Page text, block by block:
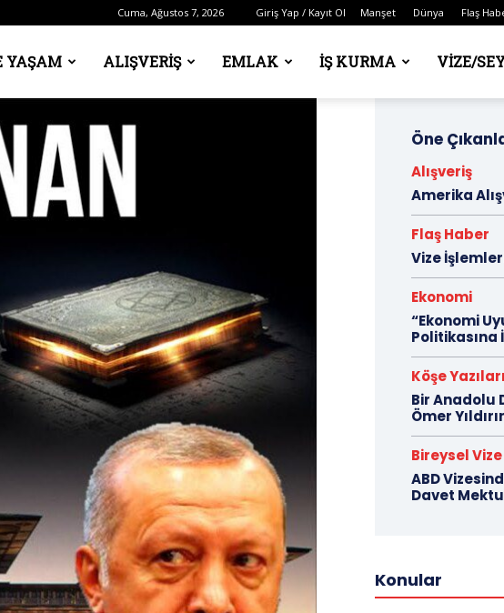
Cuma, Ağustos 7, 2026 Giriş Yap / Kayıt Ol Manşet Dünya Flaş
YAŞAM ALIŞVERIŞ EMLAK İŞ KURMA VIZE/
Öne
Alışveriş
Amerika
Flaş Haber
Vize
Ekonomi
“Ekonomi
Politikasına
Köşe Yazıları
Bir Anadolu
Ömer
Bireysel
ABD
Davet
Konular